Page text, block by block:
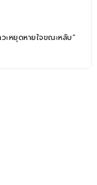
ะหยุดหายใจขณะหลับ”